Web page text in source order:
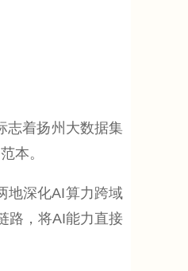
着扬州大数据集
本。
地深化AI算力跨域
路，将AI能力直接